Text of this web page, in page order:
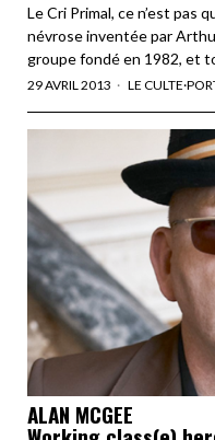
Le Cri Primal, ce n’est pas
névrose inventée par
groupe fondé en 1982, et
29 AVRIL 2013 LE CULTE·
ALAN MCGEE